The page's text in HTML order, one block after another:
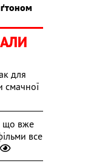
для
смачної
що вже
все